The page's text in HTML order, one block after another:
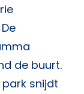
de buurt.
snijdt